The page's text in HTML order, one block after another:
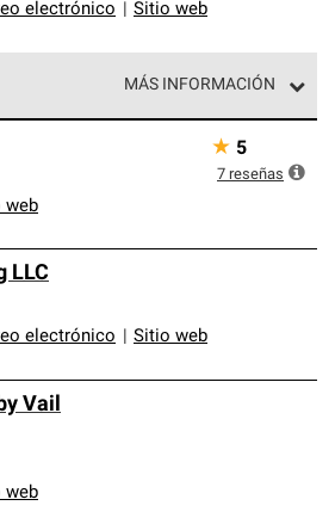
electrónico Sitio web
MÁS INFORMACIÓN
de profesionales de techos
estándares y requisitos estrictos
confiabilidad.
web
★ 5
7 reseñas
LLC
electrónico Sitio web
Vail
web